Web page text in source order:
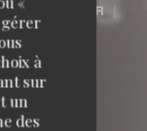
à
sur
un
des
EMPORTER
PARIS